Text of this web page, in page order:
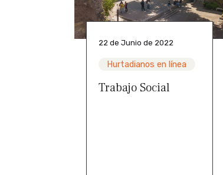
22 de Junio de 2022
Hurtadianos en línea
Trabajo Social